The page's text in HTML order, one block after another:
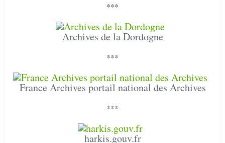
***
Archives de la Dordogne
***
France Archives portail national des Archives
***
harkis.gouv.fr